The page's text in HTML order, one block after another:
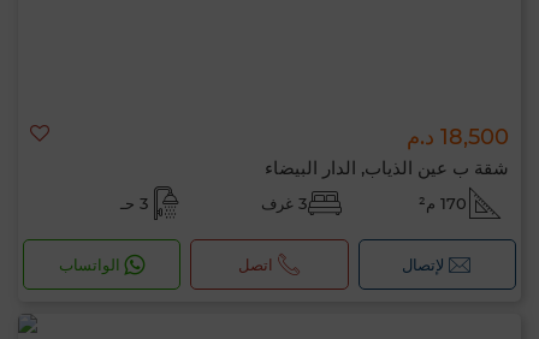
18,500 د.م
شقة ب عين الذياب, الدار البيضاء
170 م² 3 غرف 3 حـ
لإتصال اتصل الواتساب